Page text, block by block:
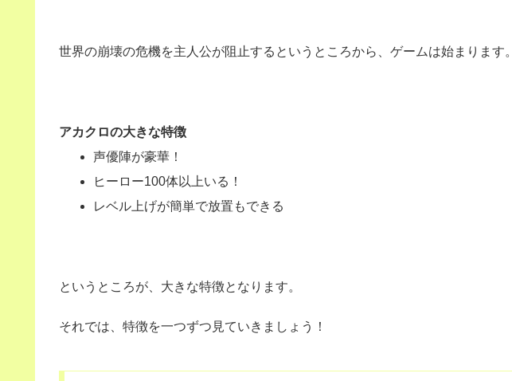
世界の崩壊の危機を主人公が阻止するというところから、ゲームは始まります。
アカクロの大きな特徴
声優陣が豪華！
ヒーロー100体以上いる！
レベル上げが簡単で放置もできる
というところが、大きな特徴となります。
それでは、特徴を一つずつ見ていきましょう！